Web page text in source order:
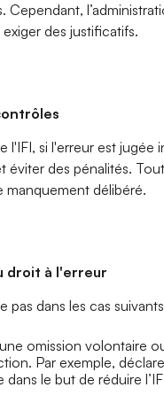
Cependant,
des justificatifs.
l'IFI, si l'erreur est
éviter des pénalités.
manquement délibéré.
droit à l'erreur
pas dans les cas
omission volontaire
Par exemple,
dans le but de réduire